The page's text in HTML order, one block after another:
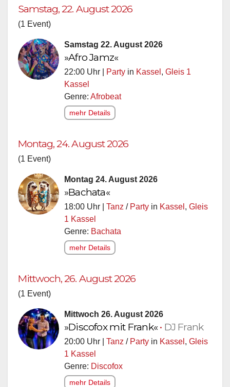
Samstag, 22. August 2026
(1 Event)
Samstag 22. August 2026
»Afro Jamz«
22:00 Uhr | Party in Kassel , Gleis 1
Kassel
Genre: Afrobeat
mehr Details
Montag, 24. August 2026
(1 Event)
Montag 24. August 2026
»Bachata«
18:00 Uhr | Tanz / Party in Kassel , Gleis
1 Kassel
Genre: Bachata
mehr Details
Mittwoch, 26. August 2026
(1 Event)
Mittwoch 26. August 2026
»Discofox mit Frank«• DJ Frank
20:00 Uhr | Tanz / Party in Kassel , Gleis
1 Kassel
Genre: Discofox
mehr Details